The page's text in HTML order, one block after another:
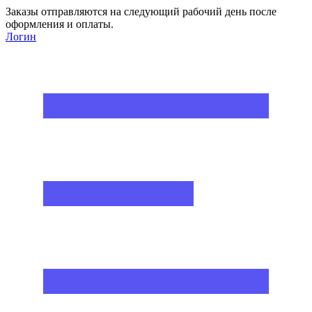
Заказы отправляются на следующий рабочий день после
оформления и оплаты.
Логин